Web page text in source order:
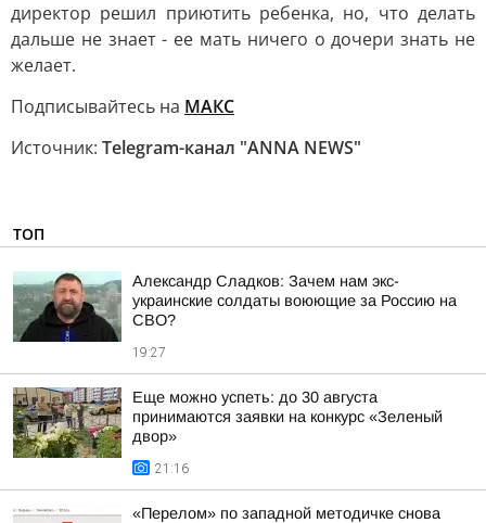
директор решил приютить ребенка, но, что делать
дальше не знает - ее мать ничего о дочери знать не
желает.
Подписывайтесь на МАКС
Источник: Telegram-канал "ANNA NEWS"
ТОП
Александр Сладков: Зачем нам экс-
украинские солдаты воюющие за Россию на
СВО?
19:27
Еще можно успеть: до 30 августа
принимаются заявки на конкурс «Зеленый
двор»
21:16
«Перелом» по западной методичке снова